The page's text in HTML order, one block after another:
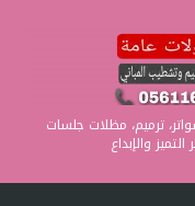
ترميم، مظلات جلسات
والإبداع